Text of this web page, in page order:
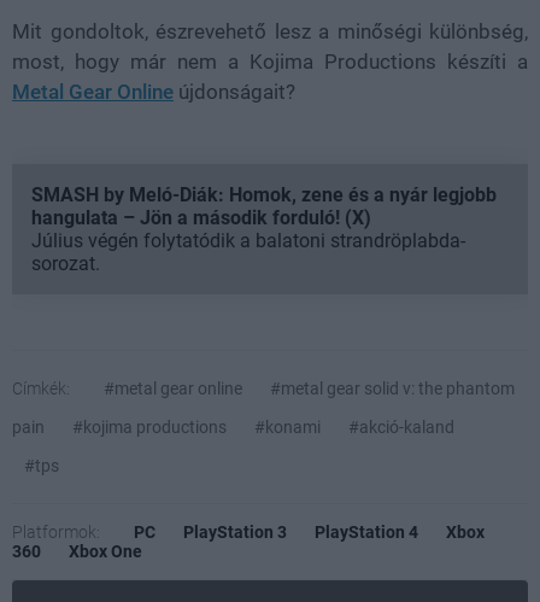
Mit gondoltok, észrevehető lesz a minőségi különbség,
most, hogy már nem a Kojima Productions készíti a
Metal Gear Online újdonságait?
SMASH by Meló-Diák: Homok, zene és a nyár legjobb
hangulata – Jön a második forduló! (X)
Július végén folytatódik a balatoni strandröplabda-
sorozat.
Címkék: #metal gear online
#metal gear solid v: the phantom
pain
#kojima productions #konami
#akció-kaland
#tps
Platformok: PC PlayStation 3 PlayStation 4
Xbox
360
Xbox One